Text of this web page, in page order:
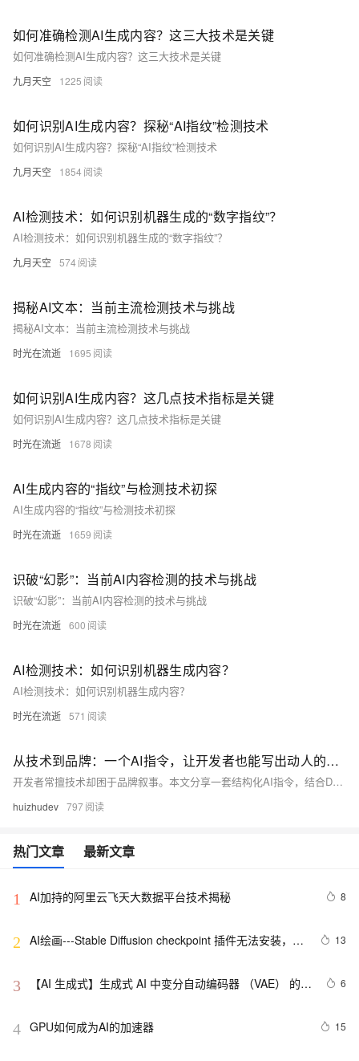
如何准确检测AI生成内容？这三大技术是关键
如何准确检测AI生成内容？这三大技术是关键
九月天空 1225
如何识别AI生成内容？探秘“AI指纹”检测技术
如何识别AI生成内容？探秘“AI指纹”检测技术
九月天空 1854
AI检测技术：如何识别机器生成的“数字指纹”？
AI检测技术：如何识别机器生成的“数字指纹”？
九月天空 574
揭秘AI文本：当前主流检测技术与挑战
揭秘AI文本：当前主流检测技术与挑战
时光在流逝 1695
如何识别AI生成内容？这几点技术指标是关键
如何识别AI生成内容？这几点技术指标是关键
时光在流逝 1678
AI生成内容的“指纹”与检测技术初探
AI生成内容的“指纹”与检测技术初探
时光在流逝 1659
识破“幻影”：当前AI内容检测的技术与挑战
识破“幻影”：当前AI内容检测的技术与挑战
时光在流逝 600
AI检测技术：如何识别机器生成内容？
AI检测技术：如何识别机器生成内容？
时光在流逝 571
从技术到品牌：一个AI指令，让开发者也能写出动人的品牌故事
开发者常擅技术却困于品牌叙事。本文分享一套结构化AI指令，结合DeepSeek、通义千问等国产工具，将品牌故事拆解为可执行模块，助力技术人快速生成有温度、有逻辑的品牌故事框架，实现从代码到共鸣的跨越。
huizhudev 797
热门文章 最新文章
1 AI加持的阿里云飞天大数据平台技术揭秘 8
2 AI绘画---Stable Diffusion checkpoint 插件无法安装，中
13
3
【AI 生成式】生成式 AI 中变分自动编码器 （VAE） 的概
6
4 GPU如何成为AI的加速器 15